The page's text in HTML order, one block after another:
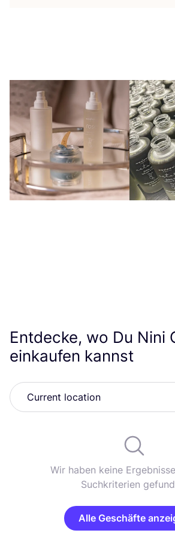
Entdecke, wo Du Nini
einkaufen kannst
Wir haben keine
Suchkriterien
Alle Geschäfte